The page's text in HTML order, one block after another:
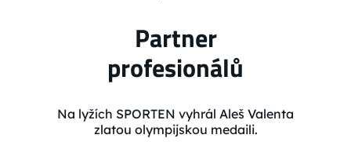
Partner
profesionálů
Na lyžích SPORTEN vyhrál Aleš Valenta
zlatou olympijskou medaili.